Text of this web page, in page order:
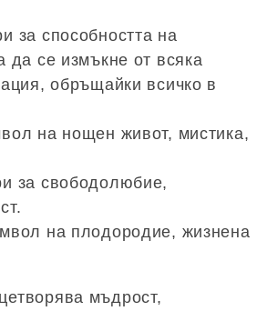
за способността на
да се измъкне от всяка
обръщайки всичко в
на нощен живот, мистика,
за свободолюбие,
на плодородие, жизнена
мъдрост,